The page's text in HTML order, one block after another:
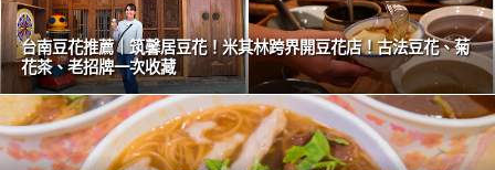
台南豆花推薦｜筑馨居豆花！米其林跨界開豆花店！古法豆花、菊
花茶、老招牌一次收藏